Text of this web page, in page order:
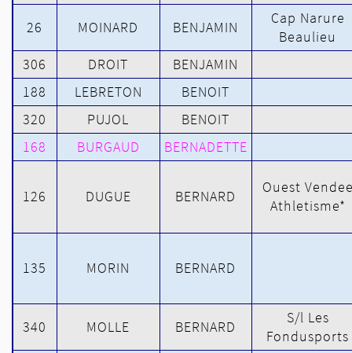
26 MOINARD BENJAMIN
Cap Narure
Beaulieu
306
DROIT
BENJAMIN
188
LEBRETON
BENOIT
320
PUJOL
BENOIT
168
BURGAUD BERNADETTE
126 DUGUE BERNARD
Ouest
Athletisme*
135 MORIN BERNARD
340 MOLLE BERNARD
S/l Les
Fondusports